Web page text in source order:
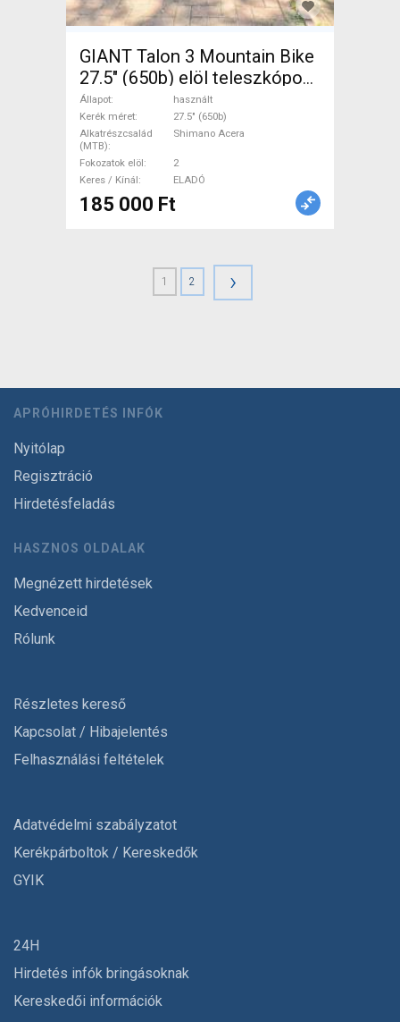
GIANT Talon 3 Mountain Bike
27.5" (650b) elöl teleszkópos
Shimano Acera használt
ELADÓ
Állapot
használt
Kerék méret
27.5" (650b)
Alkatrészcsalád
(MTB)
Shimano Acera
Fokozatok elöl
2
Keres / Kínál
ELADÓ
185 000 Ft
1 2 ›
APRÓHIRDETÉS INFÓK
Nyitólap
Regisztráció
Hirdetésfeladás
HASZNOS OLDALAK
Megnézett hirdetések
Kedvenceid
Rólunk
Részletes kereső
Kapcsolat / Hibajelentés
Felhasználási feltételek
Adatvédelmi szabályzatot
Kerékpárboltok / Kereskedők
GYIK
24H
Hirdetés infók bringásoknak
Kereskedői információk